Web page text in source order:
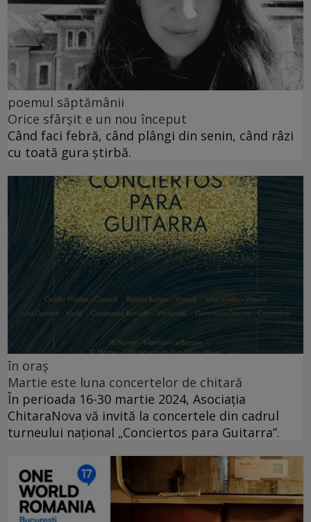
poemul săptămânii
Orice sfârșit e un nou început
Când faci febră, când plângi din senin, când râzi
cu toată gura știrbă.
în oraș
Martie este luna concertelor de chitară
În perioada 16-30 martie 2024, Asociația
ChitaraNova vă invită la concertele din cadrul
turneului național „Conciertos para Guitarra”.